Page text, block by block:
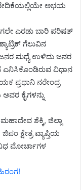
ಅಭಯ
ಎರಡು ಬಾರಿ ಪರಿಷತ್
ಗೆಲುವಿನ
ಜನರ ಮಧ್ಯೆ ಉಳಿದು ಜನರ
ಎನಿಸಿಕೊಂಡಿರುವ ವಿಧಾನ
ಪ್ರಧಾನಿ ನರೇಂದ್ರ
ಕೈಗಳನ್ನು
ಶೆಕ್ಕಿ, ಜಿಲ್ಲಾ
ಕ್ಷೇತ್ರ ವ್ಯಾಪ್ತಿಯ
ಮೋರ್ಚಾಗಳ